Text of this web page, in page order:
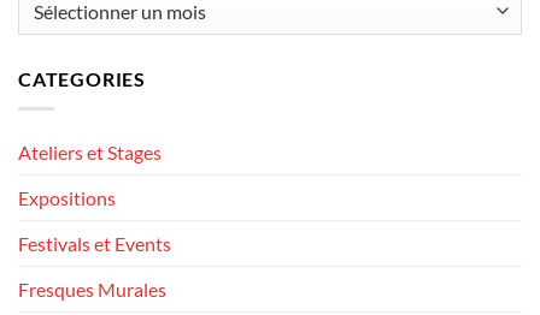
CATEGORIES
Ateliers et Stages
Expositions
Festivals et Events
Fresques Murales